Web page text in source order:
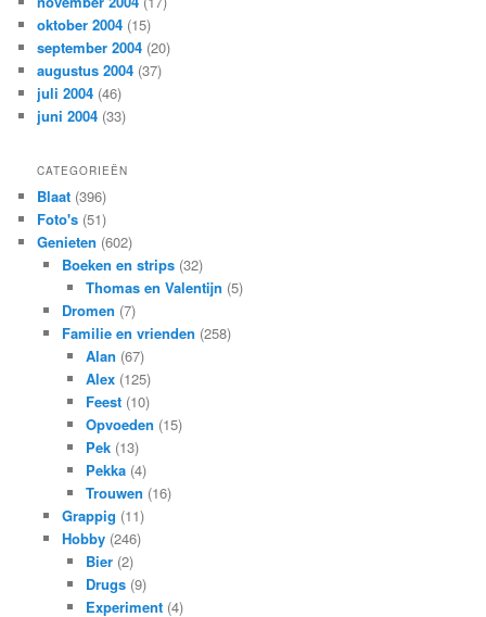
oktober 2004 (15)
september 2004 (20)
augustus 2004 (37)
juli 2004 (46)
juni 2004 (33)
CATEGORIEËN
Blaat (396)
Foto's (51)
Genieten (602)
Boeken en strips(32)
Thomas en Valentijn (5)
Dromen (7)
Familie en vrienden (258)
Alan (67)
Alex (125)
Feest (10)
Opvoeden (15)
Pek (13)
Pekka (4)
Trouwen (16)
Grappig (11)
Hobby(246)
Bier (2)
Drugs (9)
Experiment (4)